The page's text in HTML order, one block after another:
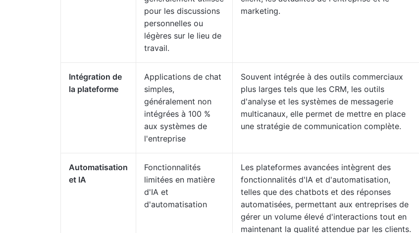
pour les discussions
personnelles ou
légères sur le lieu de
travail.
marketing.
Intégration de
la plateforme
Applications de chat
simples,
généralement non
intégrées à 100 %
aux systèmes de
l'entreprise
Souvent intégrée à des outils commerciaux
plus larges tels que les CRM, les outils
d'analyse et les systèmes de messagerie
multicanaux, elle permet de mettre en place
une stratégie de communication complète.
Automatisation
et IA
Fonctionnalités
limitées en matière
d'IA et
d'automatisation
Les plateformes avancées intègrent des
fonctionnalités d'IA et d'automatisation,
telles que des chatbots et des réponses
automatisées, permettant aux entreprises de
gérer un volume élevé d'interactions tout en
maintenant la qualité attendue par les clients.